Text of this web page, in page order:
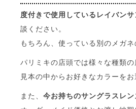
度付きで使用しているレイバンサ
談ください。
もちろん、使っている別のメガ
パリミキの店頭では様々な種類
見本の中からお好きなカラーをお
また、 今お持ちのサングラスレ